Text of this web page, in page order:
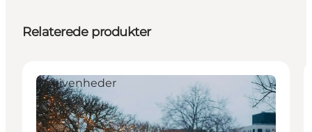
Relaterede produkter
Begivenheder